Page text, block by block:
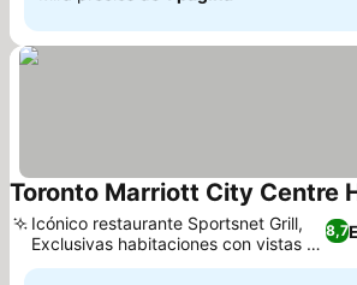
Toronto Marriott City Centre
8,7
Icónico restaurante Sportsnet Grill,
Exclusivas habitaciones con vistas al
campo